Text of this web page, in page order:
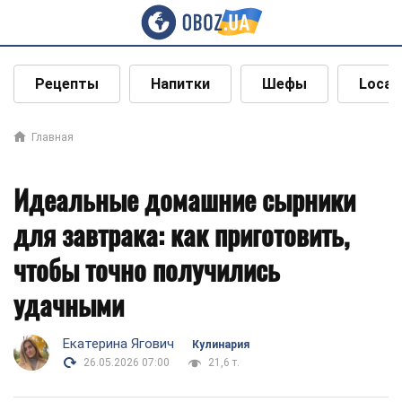
Рецепты Напитки Шефы Local
Главная
Идеальные домашние сырники
для завтрака: как приготовить,
чтобы точно получились
удачными
Екатерина Ягович
Кулинария
26.05.2026 07:00
21,6 т.